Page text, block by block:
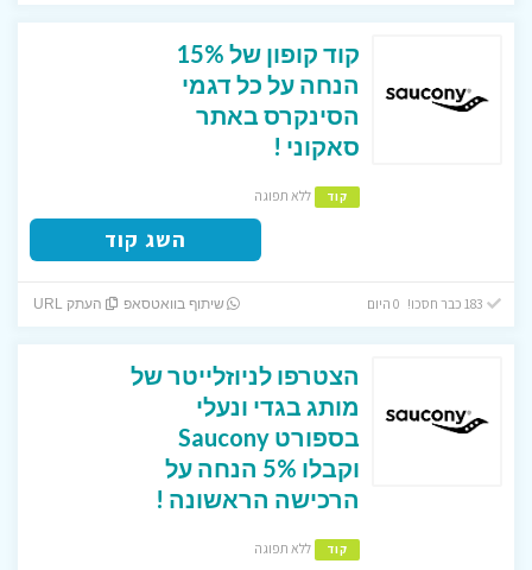
קוד קופון של 15%
הנחה על כל דגמי
הסינקרס באתר
סאקוני !
קוד ללא תפוגה
השג קוד
שיתוף בוואטסאפ העתק URL
הצטרפו לניוזלייטר של
מותג בגדי ונעלי
בספורט Saucony
וקבלו 5% הנחה על
הרכישה הראשונה !
קוד ללא תפוגה